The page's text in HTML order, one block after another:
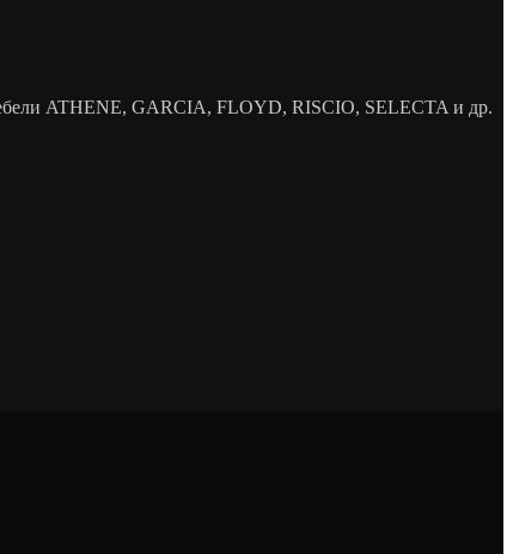
ATHENE, GARCIA, FLOYD, RISCIO, SELECTA и др.